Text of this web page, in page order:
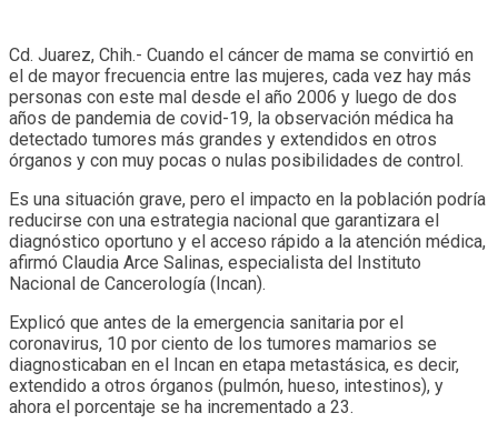
Cd. Juarez, Chih.- Cuando el cáncer de mama se convirtió en
el de mayor frecuencia entre las mujeres, cada vez hay más
personas con este mal desde el año 2006 y luego de dos
años de pandemia de covid-19, la observación médica ha
detectado tumores más grandes y extendidos en otros
órganos y con muy pocas o nulas posibilidades de control.
Es una situación grave, pero el impacto en la población podría
reducirse con una estrategia nacional que garantizara el
diagnóstico oportuno y el acceso rápido a la atención médica,
afirmó Claudia Arce Salinas, especialista del Instituto
Nacional de Cancerología (Incan).
Explicó que antes de la emergencia sanitaria por el
coronavirus, 10 por ciento de los tumores mamarios se
diagnosticaban en el Incan en etapa metastásica, es decir,
extendido a otros órganos (pulmón, hueso, intestinos), y
ahora el porcentaje se ha incrementado a 23.